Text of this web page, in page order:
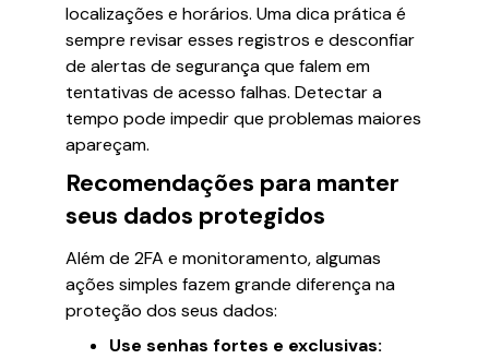
localizações e horários. Uma dica prática é
sempre revisar esses registros e desconfiar
de alertas de segurança que falem em
tentativas de acesso falhas. Detectar a
tempo pode impedir que problemas maiores
apareçam.
Recomendações para manter
seus dados protegidos
Além de 2FA e monitoramento, algumas
ações simples fazem grande diferença na
proteção dos seus dados:
Use senhas fortes e exclusivas: